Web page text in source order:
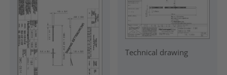
Technical drawing